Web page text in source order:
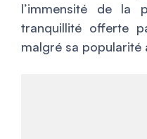
l’immensité de la
tranquillité offerte
malgré sa popularité